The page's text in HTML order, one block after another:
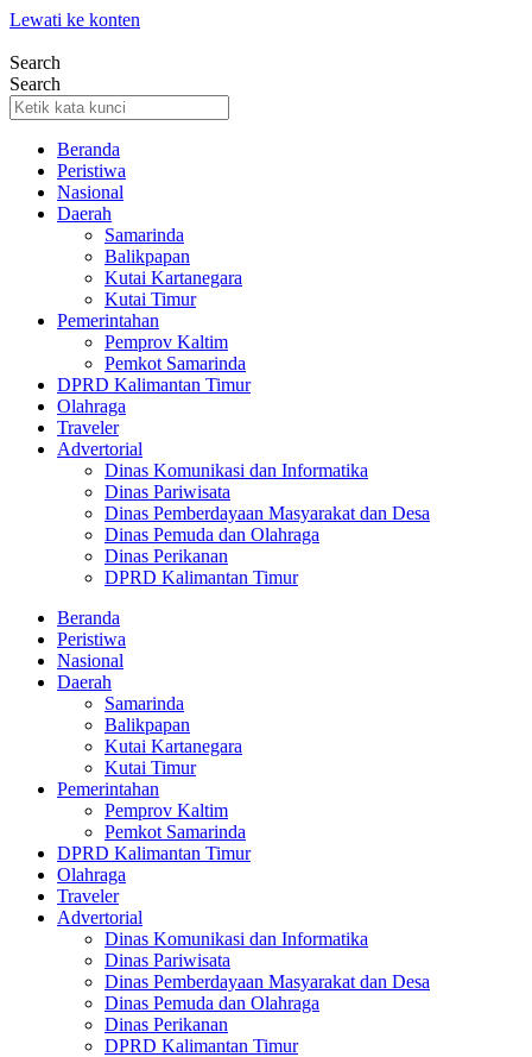
Lewati ke konten
Search
Search
Beranda
Peristiwa
Nasional
Daerah
Samarinda
Balikpapan
Kutai Kartanegara
Kutai Timur
Pemerintahan
Pemprov Kaltim
Pemkot Samarinda
DPRD Kalimantan Timur
Olahraga
Traveler
Advertorial
Dinas Komunikasi dan Informatika
Dinas Pariwisata
Dinas Pemberdayaan Masyarakat dan Desa
Dinas Pemuda dan Olahraga
Dinas Perikanan
DPRD Kalimantan Timur
Beranda
Peristiwa
Nasional
Daerah
Samarinda
Balikpapan
Kutai Kartanegara
Kutai Timur
Pemerintahan
Pemprov Kaltim
Pemkot Samarinda
DPRD Kalimantan Timur
Olahraga
Traveler
Advertorial
Dinas Komunikasi dan Informatika
Dinas Pariwisata
Dinas Pemberdayaan Masyarakat dan Desa
Dinas Pemuda dan Olahraga
Dinas Perikanan
DPRD Kalimantan Timur